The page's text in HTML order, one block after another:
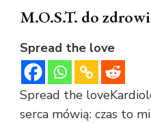
M.O.S.T. do
Spread the love
Spread the
serca mówią: czas to